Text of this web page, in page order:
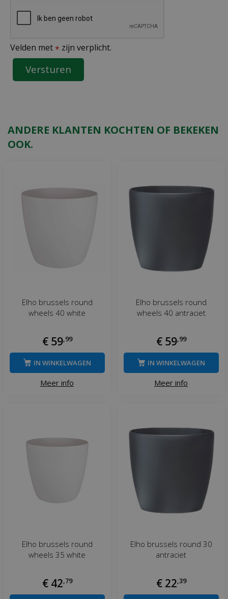
Velden met * zijn verplicht.
ANDERE KLANTEN KOCHTEN OF BEKEKEN
OOK.
Elho brussels round
wheels 40 white
€ 59, 99
Meer info
IN WINKELWAGEN
Elho brussels round
wheels 40 antraciet
€ 59, 99
Meer info
IN WINKELWAGEN
Elho brussels round
wheels 35 white
€ 42 79
Elho brussels round 30
antraciet
€ 22 39